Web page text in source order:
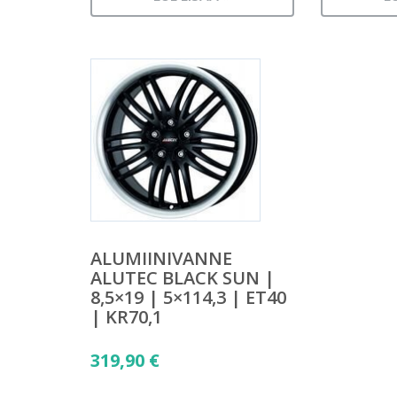
ALUMIINIVANNE
ALUTEC BLACK SUN |
8,5×19 | 5×114,3 | ET40
| KR70,1
319,90 €